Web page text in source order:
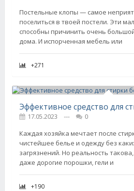
Постельные клопы — самое
поселиться в твоей постели. Эти
способны причинить очень
дома. И испорченная мебель или
+271
17.05.2023 ---
0
Каждая хозяйка мечтает после
чистейшее белье и одежду без
загрязнений. Но реальность
даже дорогие порошки, гели и
+190